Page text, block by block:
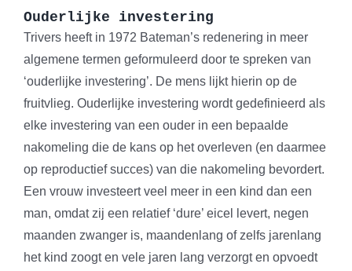
Ouderlijke investering
Trivers heeft in 1972 Bateman’s redenering in meer
algemene termen geformuleerd door te spreken van
‘ouderlijke investering’. De mens lijkt hierin op de
fruitvlieg. Ouderlijke investering wordt gedefinieerd als
elke investering van een ouder in een bepaalde
nakomeling die de kans op het overleven (en daarmee
op reproductief succes) van die nakomeling bevordert.
Een vrouw investeert veel meer in een kind dan een
man, omdat zij een relatief ‘dure’ eicel levert, negen
maanden zwanger is, maandenlang of zelfs jarenlang
het kind zoogt en vele jaren lang verzorgt en opvoedt